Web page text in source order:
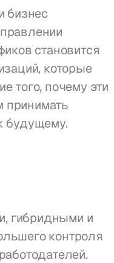
бизнес
становится
которые
того, почему эти
принимать
будущему.
гибридными и
контроля